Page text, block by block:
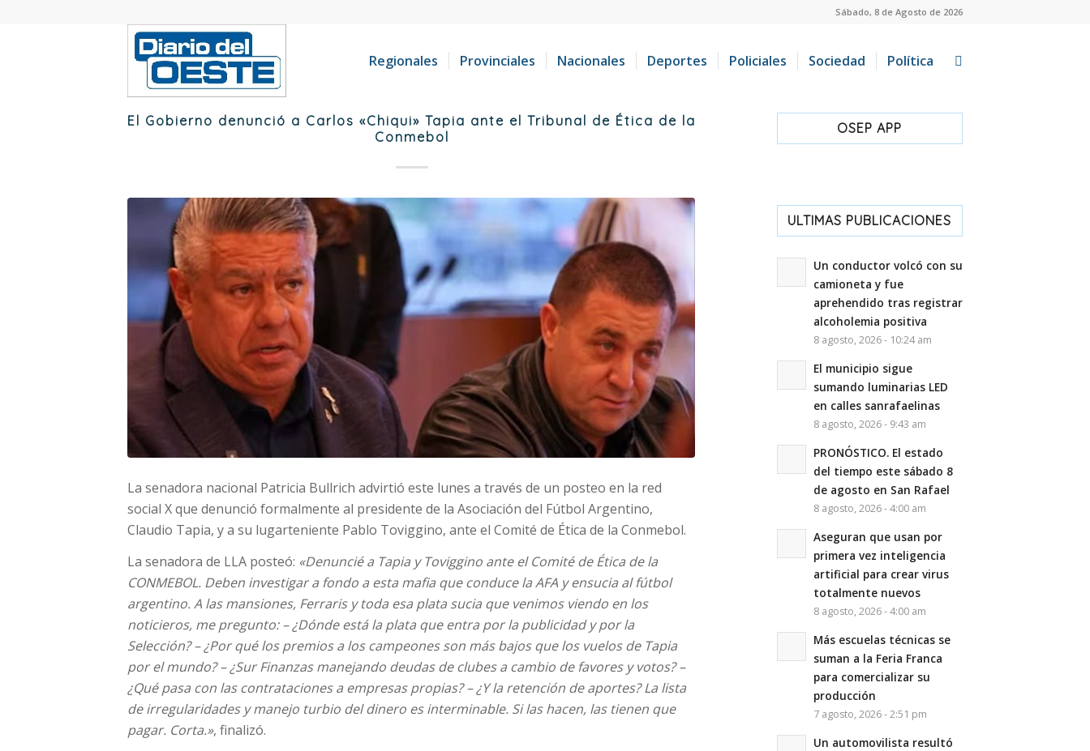
Sábado, 8 de Agosto de 2026
Regionales Provinciales Nacionales Deportes Policiales Sociedad Política
El Gobierno denunció a Carlos «Chiqui» Tapia ante el Tribunal de Ética de la
Conmebol
La senadora nacional Patricia Bullrich advirtió este lunes a través de un posteo en la red
social X que denunció formalmente al presidente de la Asociación del Fútbol Argentino,
Claudio Tapia, y a su lugarteniente Pablo Toviggino, ante el Comité de Ética de la Conmebol.
La senadora de LLA posteó: «Denuncié a Tapia y Toviggino ante el Comité de Ética de la
CONMEBOL. Deben investigar a fondo a esta mafia que conduce la AFA y ensucia al fútbol
argentino. A las mansiones, Ferraris y toda esa plata sucia que venimos viendo en los
noticieros, me pregunto: – ¿Dónde está la plata que entra por la publicidad y por la
Selección? – ¿Por qué los premios a los campeones son más bajos que los vuelos de Tapia
por el mundo? – ¿Sur Finanzas manejando deudas de clubes a cambio de favores y votos? –
¿Qué pasa con las contrataciones a empresas propias? – ¿Y la retención de aportes? La lista
de irregularidades y manejo turbio del dinero es interminable. Si las hacen, las tienen que
pagar. Corta.», finalizó.
OSEP APP
ULTIMAS PUBLICACIONES
Un conductor volcó con su
camioneta y fue
aprehendido tras registrar
alcoholemia positiva
8 agosto, 2026 - 10:24 am
El municipio sigue
sumando luminarias LED
en calles sanrafaelinas
8 agosto, 2026 - 9:43 am
PRONÓSTICO. El estado
del tiempo este sábado 8
de agosto en San Rafael
8 agosto, 2026 - 4:00 am
Aseguran que usan por
primera vez inteligencia
artificial para crear virus
totalmente nuevos
8 agosto, 2026 - 4:00 am
Más escuelas técnicas se
suman a la Feria Franca
para comercializar su
producción
7 agosto, 2026 - 2:51 pm
Un automovilista resultó